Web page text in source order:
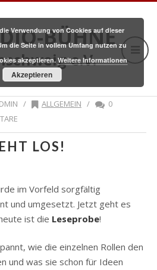
BÜHNE
e.V.
/ ALLGEMEIN /
0
LOS!
im Vorfeld sorgfältig
und umgesetzt. Jetzt geht es
ist die Leseprobe!
wie die einzelnen Rollen den
und was sie schon für Ideen
Verwendung von Cookies auf dieser
die Seite in vollem Umfang nutzen zu
akzeptieren.Weitere Informationen
Akzeptieren